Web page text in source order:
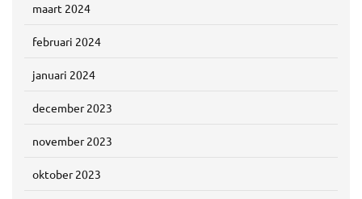
maart 2024
februari 2024
januari 2024
december 2023
november 2023
oktober 2023